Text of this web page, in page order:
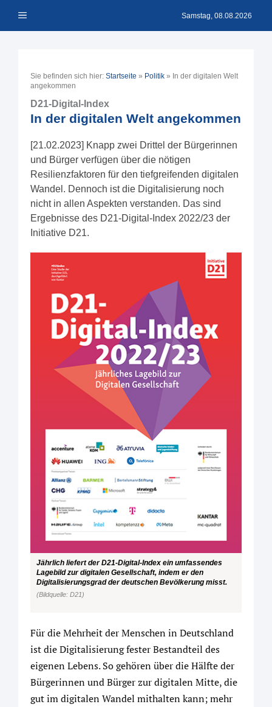
Inhalt Menü Samstag, 08.08.2026
Sie befinden sich hier: Startseite » Politik » In der digitalen Welt
angekommen
D21-Digital-Index
In der digitalen Welt angekommen
[21.02.2023] Knapp zwei Drittel der Bürgerinnen
und Bürger verfügen über die nötigen
Resilienzfaktoren für den tiefgreifenden digitalen
Wandel. Dennoch ist die Digitalisierung noch
nicht in allen Aspekten verstanden. Das sind
Ergebnisse des D21-Digital-Index 2022/23 der
Initiative D21.
Jährlich liefert der D21-Digital-Index ein umfassendes
Lagebild zur digitalen Gesellschaft, indem er den
Digitalisierungsgrad der deutschen Bevölkerung misst.
(Bildquelle: D21)
Für die Mehrheit der Menschen in Deutschland
ist die Digitalisierung fester Bestandteil des
eigenen Lebens. So gehören über die Hälfte der
Bürgerinnen und Bürger zur digitalen Mitte, die
gut im digitalen Wandel mithalten kann; mehr